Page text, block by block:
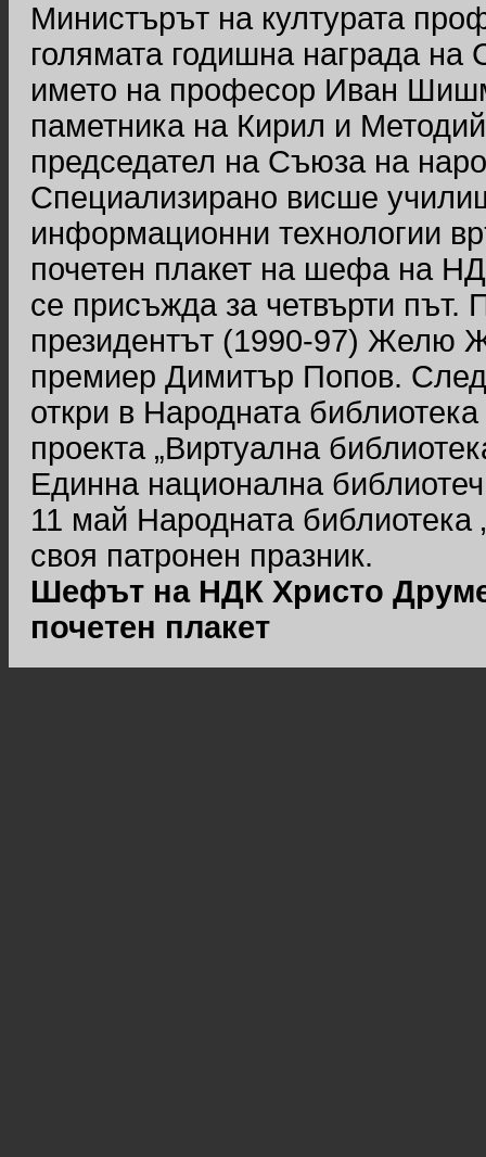
Министърът на културата
голямата годишна награда
името на професор Иван
паметника на Кирил и
председател на Съюза на
Специализирано висше
информационни технологии
почетен плакет на шефа на
се присъжда за четвърти път.
президентът (1990-97) Желю
премиер Димитър Попов.
откри в Народната
проекта „Виртуална
Единна национална
11 май Народната
своя патронен празник.
Шефът на НДК Христо
почетен плакет